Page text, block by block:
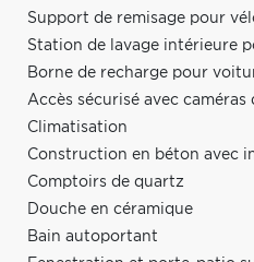
Support de remisage pour
Station de lavage intérieure
Borne de recharge pour
Accès sécurisé avec caméras
Climatisation
Construction en béton avec
Comptoirs de quartz
Douche en céramique
Bain autoportant